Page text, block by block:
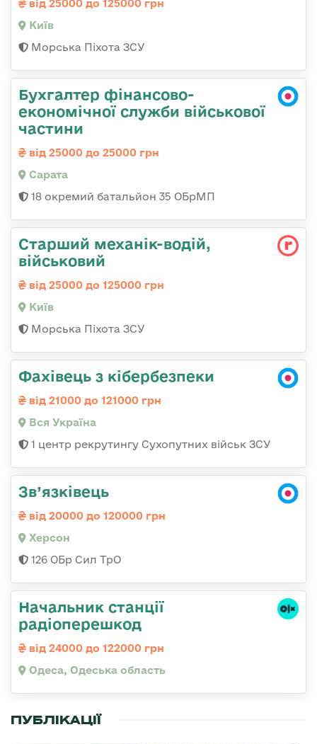
від 25000 до 125000 грн
Київ
Морська Піхота ЗСУ
Бухгалтер фінансово-
економічної служби військової
частини
від 25000 до 25000 грн
Сарата
18 окремий батальйон 35 ОБрМП
Стаpший механік-водій,
військовий
від 25000 до 125000 грн
Київ
Морська Піхота ЗСУ
Фахівець з кібербезпеки
від 21000 до 121000 грн
Вся Україна
1 центр рекрутингу Сухопутних військ ЗСУ
Зв’язківець
від 20000 до 120000 грн
Херсон
126 ОБр Сил ТрО
Начальник станції
радіоперешкод
від 24000 до 122000 грн
Одеса, Одеська область
ПУБЛІКАЦІЇ